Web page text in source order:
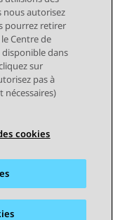
Sujet suivant
nous autorisez
pourrez retirer
Centre de
disponible dans
sur
pas à
nécessaires)
cookies